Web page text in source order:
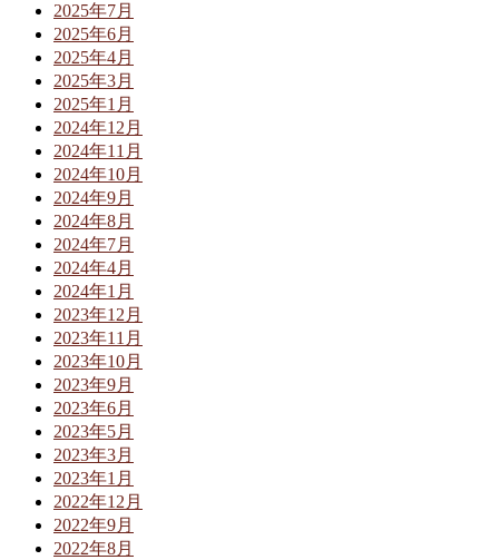
2025年7月
2025年6月
2025年4月
2025年3月
2025年1月
2024年12月
2024年11月
2024年10月
2024年9月
2024年8月
2024年7月
2024年4月
2024年1月
2023年12月
2023年11月
2023年10月
2023年9月
2023年6月
2023年5月
2023年3月
2023年1月
2022年12月
2022年9月
2022年8月